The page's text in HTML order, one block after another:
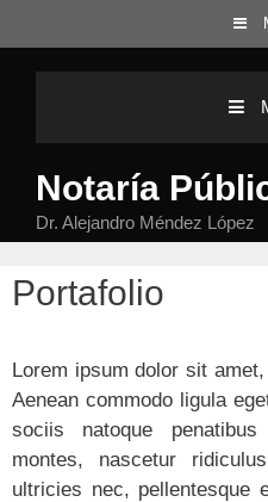
Notaría
Dr. Alejandro Méndez López
Portafolio
Lorem ipsum dolor sit
Aenean commodo ligula
sociis natoque
montes, nascetur
ultricies nec, pellentesque